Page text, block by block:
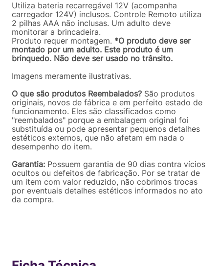
Utiliza bateria recarregável 12V (acompanha
carregador 124V) inclusos. Controle Remoto utiliza
2 pilhas AAA não inclusas. Um adulto deve
monitorar a brincadeira.
Produto requer montagem. *O produto deve ser
montado por um adulto. Este produto é um
brinquedo. Não deve ser usado no trânsito.
Imagens meramente ilustrativas.
O que são produtos Reembalados? São produtos
originais, novos de fábrica e em perfeito estado de
funcionamento. Eles são classificados como
"reembalados" porque a embalagem original foi
substituída ou pode apresentar pequenos detalhes
estéticos externos, que não afetam em nada o
desempenho do item.
Garantia: Possuem garantia de 90 dias contra vícios
ocultos ou defeitos de fabricação. Por se tratar de
um item com valor reduzido, não cobrimos trocas
por eventuais detalhes estéticos informados no ato
da compra.